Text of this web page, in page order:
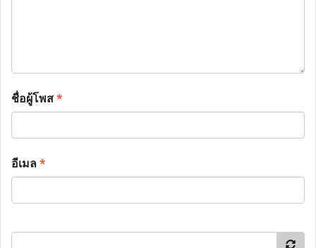
ชื่อผู้โพส*
อีเมล*